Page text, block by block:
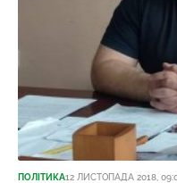
ПОЛІТИКА12 ЛИСТОПАДА 2018,